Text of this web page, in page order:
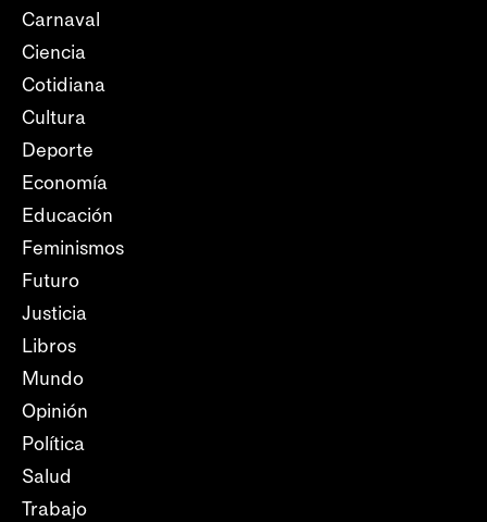
Carnaval
Ciencia
Cotidiana
Cultura
Deporte
Economía
Educación
Feminismos
Futuro
Justicia
Libros
Mundo
Opinión
Política
Salud
Trabajo